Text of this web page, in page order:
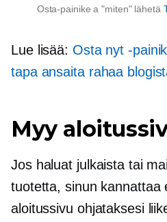
Osta-painike a"miten"lähetä
Lue lisää: Osta nyt -
tapa ansaita rahaa
Myy
Jos haluat julkaista tai
tuotetta, sinun kannattaa
aloitussivu ohjataksesi